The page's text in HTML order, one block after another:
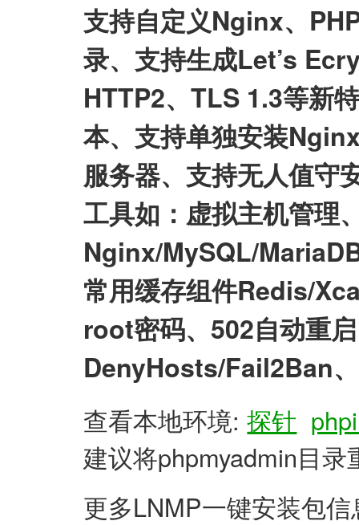
支持自定义Nginx、
录、支持生成Let’s
HTTP2、TLS 1.3等新
本、支持单独安装
服务器、支持无人值守
工具如：虚拟主机管理
Nginx/MySQL/
常用缓存组件Redis/
root密码、502自动重
DenyHosts/Fail2Ban
查看本地环境:探针
建议将phpmyadmin目
更多LNMP一键安装包